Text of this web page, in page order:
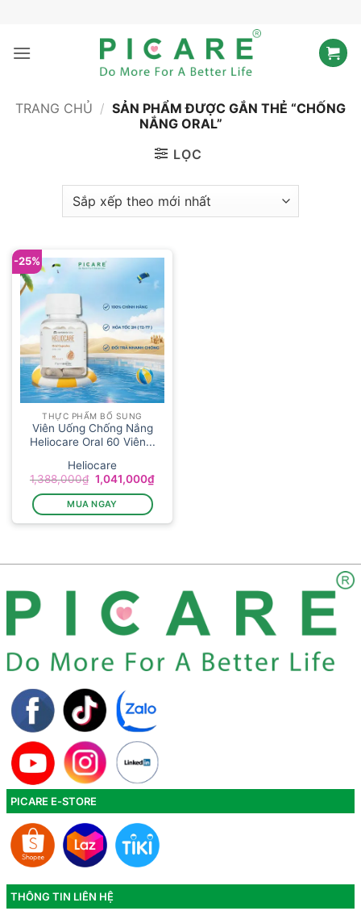
nội
TRANG CHỦ / SẢN PHẨM ĐƯỢC GẮN THẺ “CHỐNG
NẮNG ORAL”
LỌC
-25%
THỰC PHẨM BỔ SUNG
Viên Uống Chống Nắng
Heliocare Oral 60 Viên...
Heliocare
1,388,000₫ Giá
gốc
là:
1,388,000₫.
1,041,000₫Giá
1,041,000₫.
MUA NGAY
PICARE E-STORE
THÔNG TIN LIÊN HỆ